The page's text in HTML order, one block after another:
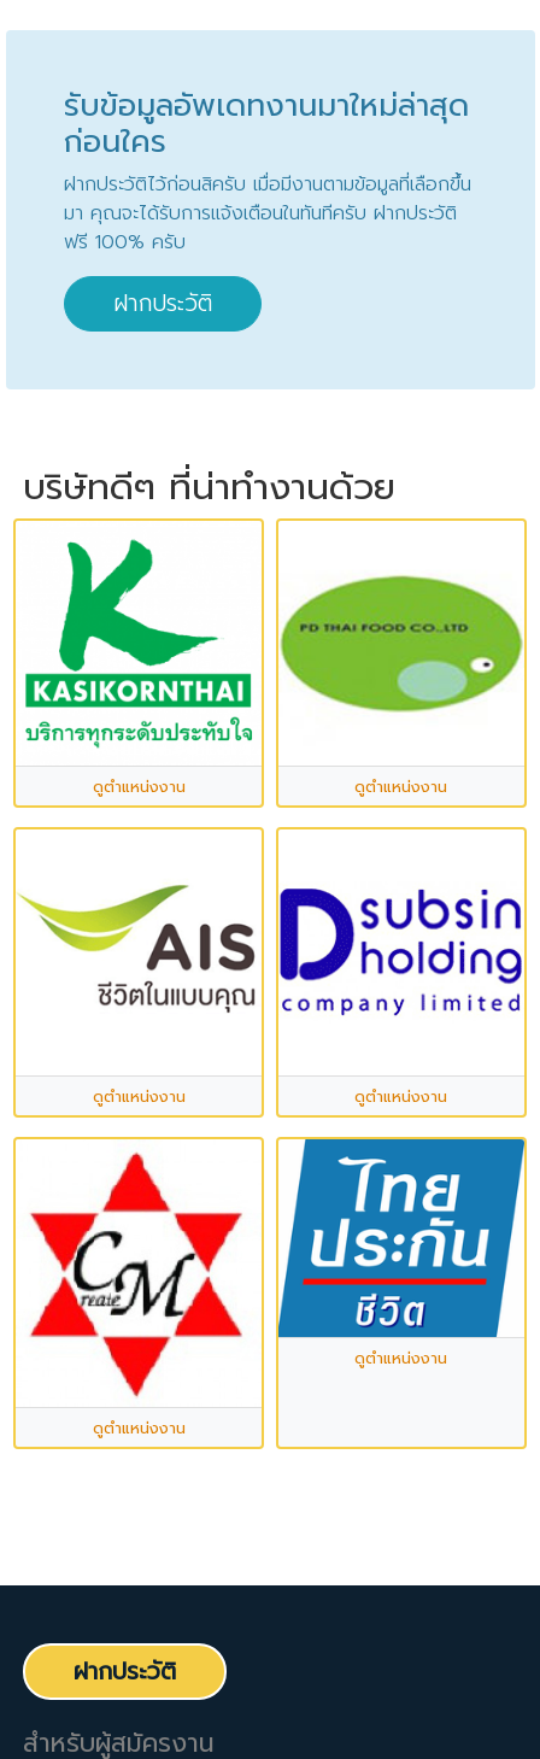
รับข้อมูลอัพเดทงานมาใหม่ล่าสุด
ก่อนใคร
ฝากประวัติไว้ก่อนสิครับ เมื่อมีงานตามข้อมูลที่เลือกขึ้น
มา คุณจะได้รับการแจ้งเตือนในทันทีครับ ฝากประวัติ
ฟรี 100% ครับ
ฝากประวัติ
บริษัทดีๆ ที่น่าทำงานด้วย
ดูตำแหน่งงาน ดูตำแหน่งงาน
ดูตำแหน่งงาน ดูตำแหน่งงาน
ดูตำแหน่งงาน
ดูตำแหน่งงาน
ฝากประวัติ
สำหรับผู้สมัครงาน